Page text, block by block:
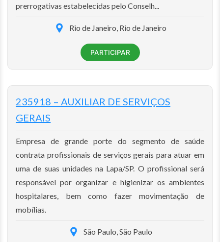
prerrogativas estabelecidas pelo Conselh...
Rio de Janeiro, Rio de Janeiro
PARTICIPAR
235918 – AUXILIAR DE SERVIÇOS
GERAIS
Empresa de grande porte do segmento de saúde
contrata profissionais de serviços gerais para atuar em
uma de suas unidades na Lapa/SP. O profissional será
responsável por organizar e higienizar os ambientes
hospitalares, bem como fazer movimentação de
mobílias.
São Paulo, São Paulo